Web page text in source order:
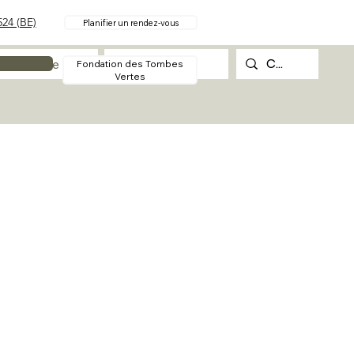
(BE) Planifier un rendez-vous
Contact
Fondation des Tombes
Vertes